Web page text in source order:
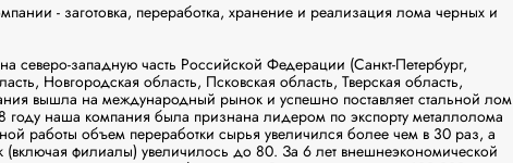
- заготовка, переработка, хранение и реализация лома черных и
северо-западную часть Российской Федерации (Санкт-Петербург,
Новгородская область, Псковская область, Тверская область,
вышла на международный рынок и успешно поставляет стальной лом
наша компания была признана лидером по экспорту металлолома
работы объем переработки сырья увеличился более чем в 30 раз, а
(включая филиалы) увеличилось до 80. За 6 лет внешнеэкономической